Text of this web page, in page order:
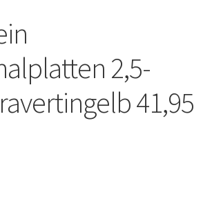
2,5-
41,95